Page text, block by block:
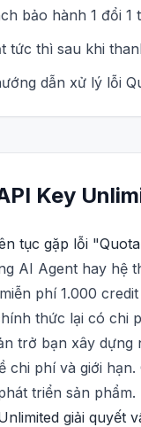
bảo hành 1 đổi
tức thì sau khi
dẫn xử lý lỗi
Key
tục gặp lỗi
AI Agent hay hệ
phí 1.000
thức lại có chi
trở bạn xây dựng
chi phí và giới
triển sản phẩm.
giải quyết